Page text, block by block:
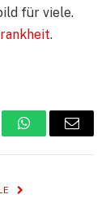
für viele.
.
WhatsAppEmail